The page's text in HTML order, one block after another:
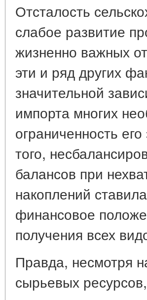
Отсталость
слабое развитие
жизненно важных
эти и ряд других
значительной
импорта многих
ограниченность
того,
балансов при
накоплений
финансовое
получения всех
Правда, несмотря
сырьевых